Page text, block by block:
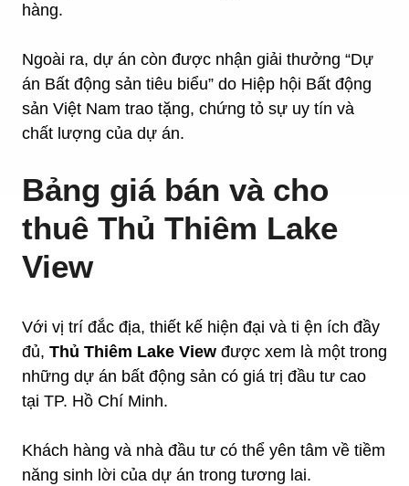
hàng.
Ngoài ra, dự án còn được nhận giải thưởng “Dự
án Bất động sản tiêu biểu” do Hiệp hội Bất động
sản Việt Nam trao tặng, chứng tỏ sự uy tín và
chất lượng của dự án.
Bảng giá bán và cho
thuê Thủ Thiêm Lake
View
Với vị trí đắc địa, thiết kế hiện đại và ti ện ích đầy
đủ, Thủ Thiêm Lake View được xem là một trong
những dự án bất động sản có giá trị đầu tư cao
tại TP. Hồ Chí Minh.
Khách hàng và nhà đầu tư có thể yên tâm về tiềm
năng sinh lời của dự án trong tương lai.